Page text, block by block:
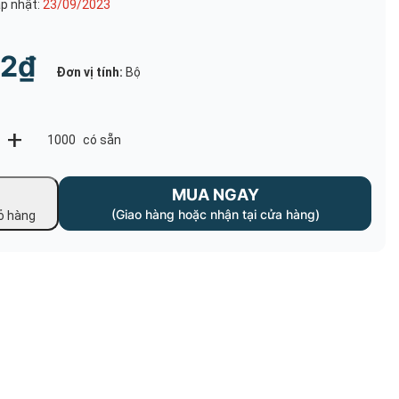
Sạch May
Thủy Sản May
Nón Mũ Thủy Sản
nhật: 23/09/2023
Đơn vị tính: Bộ
+ 1000 có sẵn
hàng
MUA NGAY
(Giao hàng hoặc nhận tại cửa hàng)